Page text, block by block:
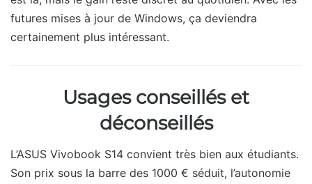
futures mises à jour de Windows, ça deviendra
certainement plus intéressant.
Usages conseillés et
déconseillés
L’ASUS Vivobook S14 convient très bien aux étudiants.
Son prix sous la barre des 1000 € séduit, l’autonomie